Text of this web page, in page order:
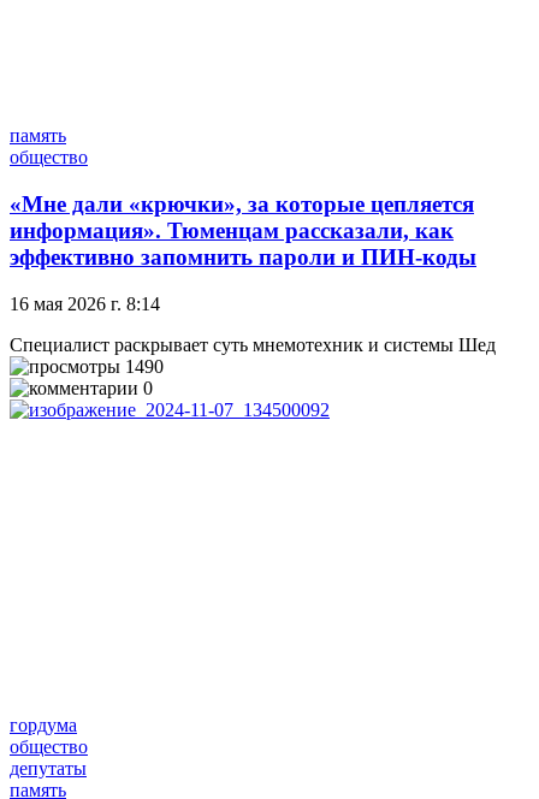
память
общество
«Мне дали «крючки», за которые цепляется
информация». Тюменцам рассказали, как
эффективно запомнить пароли и ПИН-коды
16 мая 2026 г. 8:14
Специалист раскрывает суть мнемотехник и системы Шед
1490
0
гордума
общество
депутаты
память